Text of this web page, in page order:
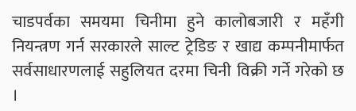
चाडपर्वका समयमा चिनीमा हुने कालोबजारी र महँगी
नियन्त्रण गर्न सरकारले साल्ट ट्रेडिङ र खाद्य कम्पनीमार्फत
सर्वसाधारणलाई सहुलियत दरमा चिनी विक्री गर्ने गरेको छ
।